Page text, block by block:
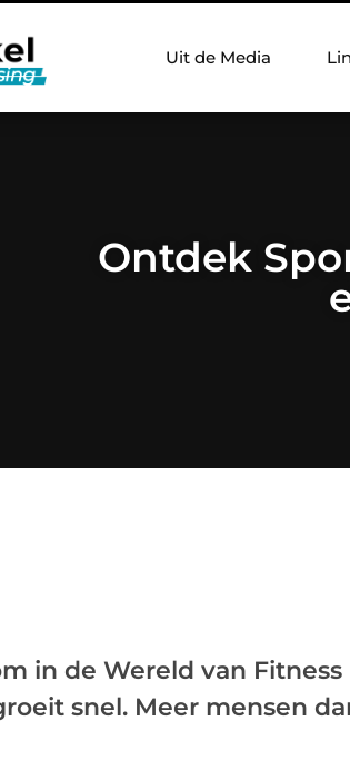
Uit de Media
Ontdek
in de Wereld van
snel. Meer mensen